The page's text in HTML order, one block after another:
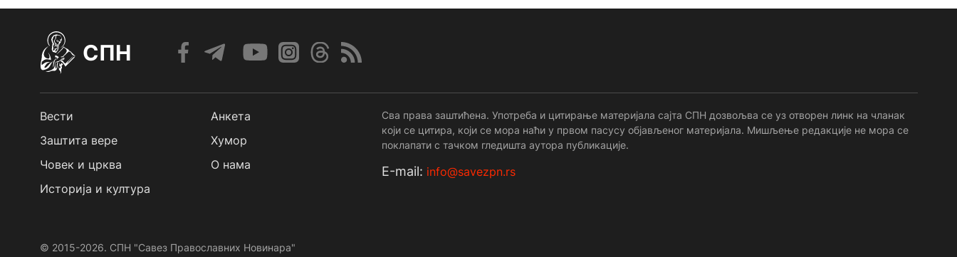
СПН
Вести
Заштита вере
Човек и црква
Историја и култура
Анкета
Хумор
О нама
Сва права заштићена. Употреба и цитирање материјала сајта СПН дозвољва се уз отворен линк на чланак
који се цитира, који се мора наћи у првом пасусу објављеног материјала. Мишљење редакције не мора се
поклапати с тачком гледишта аутора публикације.
Е-mail: info@savezpn.rs
© 2015-2026. СПН "Савез Православних Новинара"